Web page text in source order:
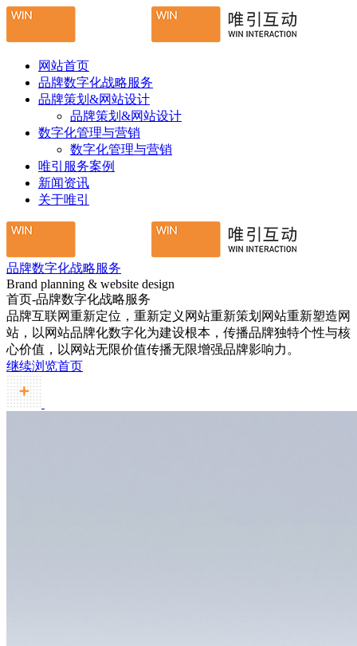
网站首页
品牌数字化战略服务
品牌策划&网站设计
品牌策划&网站设计
数字化管理与营销
数字化管理与营销
唯引服务案例
新闻资讯
关于唯引
品牌数字化战略服务
Brand planning & website design
首页-品牌数字化战略服务
品牌互联网重新定位，重新定义网站重新策划网站重新塑造网
站，以网站品牌化数字化为建设根本，传播品牌独特个性与核
心价值，以网站无限价值传播无限增强品牌影响力。
继续浏览首页